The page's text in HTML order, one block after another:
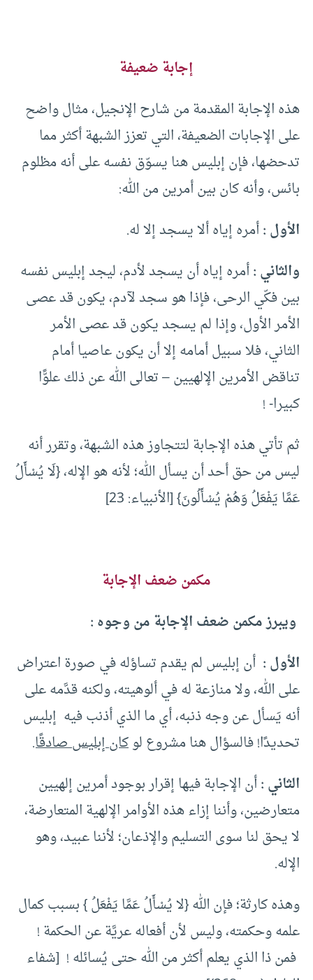
إجابة ضعيفة
هذه الإجابة المقدمة من شارح الإنجيل، مثال واضح
على الإجابات الضعيفة، التي تعزز الشبهة أكثر مما
تدحضها، فإن إبليس هنا يسوّق نفسه على أنه مظلوم
بائس، وأنه كان بين أمرين من الله:
الأول :أمره إياه ألا يسجد إلا له.
والثاني :أمره إياه أن يسجد لأدم، ليجد إبليس نفسه
بين فكّي الرحى، فإذا هو سجد لآدم، يكون قد عصى
الأمر الأول، وإذا لم يسجد يكون قد عصى الأمر
الثاني، فلا سبيل أمامه إلا أن يكون عاصيا أمام
تناقض الأمرين الإلهيين – تعالى الله عن ذلك علوًّا
كبيرا- !
ثم تأتي هذه الإجابة لتتجاوز هذه الشبهة، وتقرر أنه
ليس من حق أحد أن يسأل الله؛ لأنه هو الإله، {لَا يُسْأَلُ
عَمَّا يَفْعَلُ وَهُمْ يُسْأَلُونَ} [الأنبياء: 23]
مكمن ضعف الإجابة
ويبرز مكمن ضعف الإجابة من وجوه :
الأول : أن إبليس لم يقدم تساؤله في صورة اعتراض
على الله، ولا منازعة له في ألوهيته، ولكنه قدَّمه على
أنه يَسأل عن وجه ذنبه، أي ما الذي أذنب فيه إبليس
تحديدًا! فالسؤال هنا مشروع لوكان إبليس صادقًا.
الثاني :أن الإجابة فيها إقرار بوجود أمرين إلهيين
متعارضين، وأننا إزاء هذه الأوامر الإلهية المتعارضة،
لا يحق لنا سوى التسليم والإذعان؛ لأننا عبيد، وهو
الإله.
وهذه كارثة؛ فإن الله {لا يُسْأَلُ عَمَّا يَفْعَلُ } بسبب كمال
علمه وحكمته، وليس لأن أفعاله عريَّة عن الحكمة !
فمن ذا الذي يعلم أكثر من الله حتى يُسائله ! [شفاء